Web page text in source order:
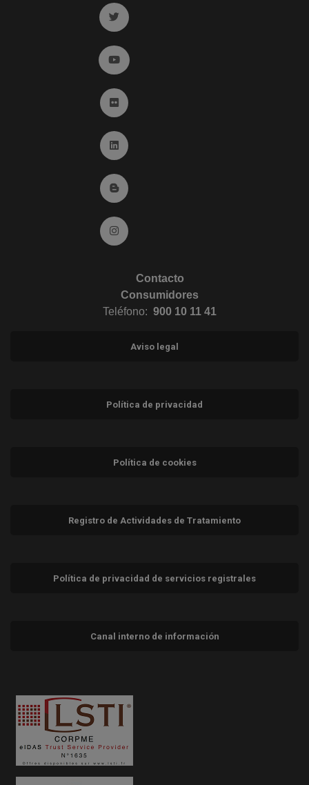
Ir a twitter (abre en ventana nueva)
Ir a YouTube (abre en ventana nueva)
Ir a Flickr (abre en ventana nueva)
Ir a Linkedin (abre en ventana nueva)
Ir al Blog (abre en ventana nueva)
Ir a Instagram (abre en ventana nueva)
Contacto
Consumidores
Teléfono: 900 10 11 41
Aviso legal
Política de privacidad
Política de cookies
Registro de Actividades de Tratamiento
Política de privacidad de servicios registrales
Canal interno de información